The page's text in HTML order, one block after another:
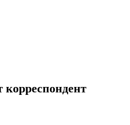
корреспондент